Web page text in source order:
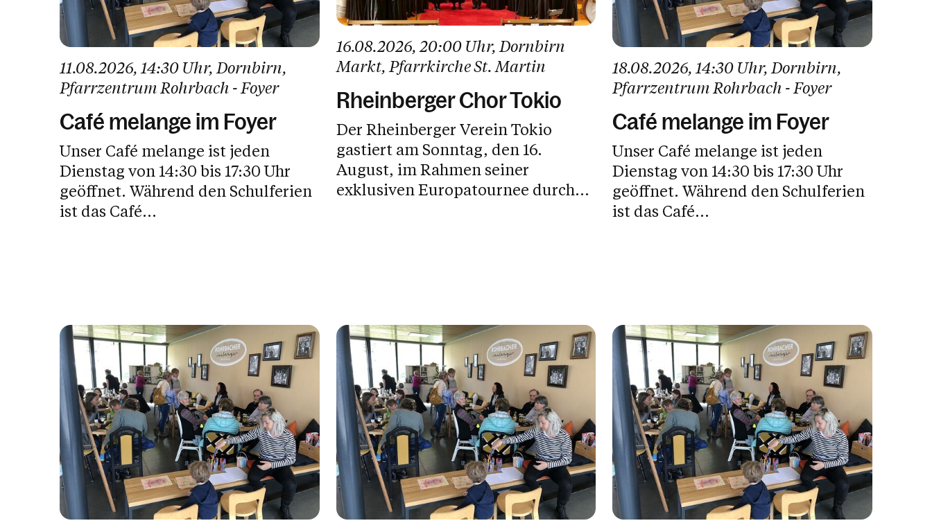
11.08.2026, 14:30 Uhr, Dornbirn,
Pfarrzentrum Rohrbach - Foyer
Café melange im Foyer
Unser Café melange ist jeden
Dienstag von 14:30 bis 17:30 Uhr
geöffnet. Während den Schulferien
ist das Café...
16.08.2026, 20:00 Uhr, Dornbirn
Markt, Pfarrkirche St. Martin
Rheinberger Chor Tokio
Der Rheinberger Verein Tokio
gastiert am Sonntag, den 16.
August, im Rahmen seiner
exklusiven Europatournee durch...
18.08.2026, 14:30 Uhr, Dornbirn,
Pfarrzentrum Rohrbach - Foyer
Café melange im Foyer
Unser Café melange ist jeden
Dienstag von 14:30 bis 17:30 Uhr
geöffnet. Während den Schulferien
ist das Café...